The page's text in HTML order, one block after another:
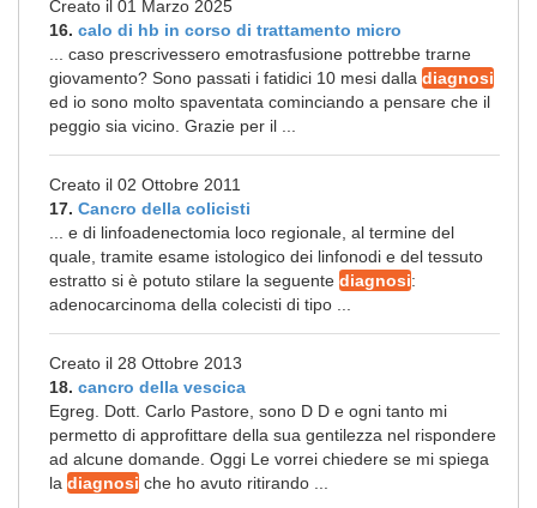
Creato il 01 Marzo 2025
16. calo di hb in corso di trattamento micro
... caso prescrivessero emotrasfusione pottrebbe trarne
giovamento? Sono passati i fatidici 10 mesi dalla diagnosi
ed io sono molto spaventata cominciando a pensare che il
peggio sia vicino. Grazie per il ...
Creato il 02 Ottobre 2011
17. Cancro della colicisti
... e di linfoadenectomia loco regionale, al termine del
quale, tramite esame istologico dei linfonodi e del tessuto
estratto si è potuto stilare la seguente diagnosi:
adenocarcinoma della colecisti di tipo ...
Creato il 28 Ottobre 2013
18. cancro della vescica
Egreg. Dott. Carlo Pastore, sono D D e ogni tanto mi
permetto di approfittare della sua gentilezza nel rispondere
ad alcune domande. Oggi Le vorrei chiedere se mi spiega
la diagnosi che ho avuto ritirando ...